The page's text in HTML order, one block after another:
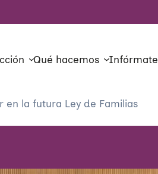
Qué hacemos Infórmate
en la futura Ley de Familias